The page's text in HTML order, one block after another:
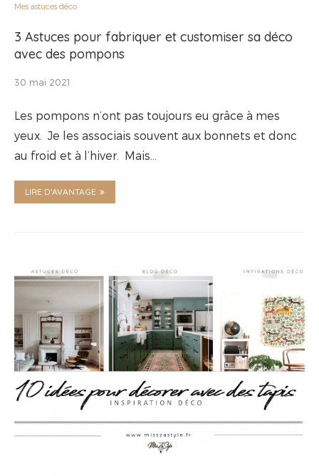
Mes astuces déco
3 Astuces pour fabriquer et customiser sa déco
avec des pompons
30 mai 2021
Les pompons n’ont pas toujours eu grâce à mes
yeux. Je les associais souvent aux bonnets et donc
au froid et à l’hiver. Mais…
LIRE D'AVANTAGE